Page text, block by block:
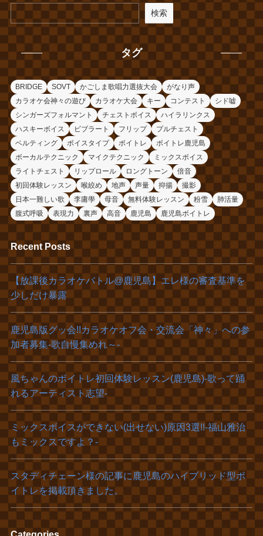
検索
タグ
BRIDGE SOVT かごしま歌唱力選抜大会
がなり声
カラオケ会神々の遊び
カラオケ大会 キー コンテスト
シド嘘
シンガーズフォルマント
チェストボイス
ハイラリンクス
ハスキーボイス
ビブラート フリップ
プルチェスト
ベルティング
ボイスタイプ ボイトレ
ボイトレ鹿児島
ボーカルテクニック
マイクテクニック
ミックスボイス
ライトチェスト
リップロール ロングトーン
倍音
初回体験レッスン
喉絞め 地声 声量 抑揚
撮影
日本一難しい歌
李庸學 母音 無料体験レッスン 粉雪
肺活量
腹式呼吸
表現力 裏声 高音 鹿児島 鹿児島ボイトレ
Recent Posts
【放課後カラオケバトル@鹿児島】エレ様の審査基準を
少しだけ暴露
鹿児島版グッ会!!カラオケオフ会・交流会「神々」への参
加者募集‐歌自慢集めれ～‐
風ちゃんのボイトレ初回体験レッスン(鹿児島)‐歌って踊
れるアーティスト志望‐
ミックスボイスができない(出せない)原因3選!!-福山雅治
もミックスですよ？-
スタディチェーン様の記事に鹿児島のハイブリッド型ボ
イトレを掲載頂きました。